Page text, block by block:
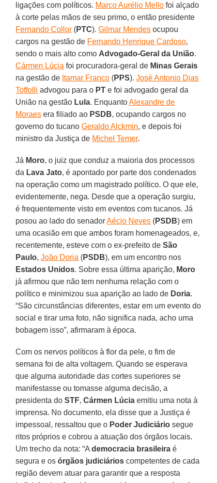
ligações com políticos. Marco Aurélio Mello foi alçado
à corte pelas mãos de seu primo, o então presidente
Fernando Collor (PTC).Gilmar Mendes ocupou
cargos na gestão de Fernando Henrique Cardoso,
sendo o mais alto como Advogado-Geral da União.
Cármen Lúcia foi procuradora-geral de Minas Gerais
na gestão de Itamar Franco (PPS).José Antonio Dias
Toffolli advogou para o PT e foi advogado geral da
União na gestão Lula. EnquantoAlexandre de
Moraes era filiado ao PSDB, ocupando cargos no
governo do tucanoGeraldo Alckmin, e depois foi
ministro da Justiça de Michel Temer.
Já Moro, o juiz que conduz a maioria dos processos
da Lava Jato, é apontado por parte dos condenados
na operação como um magistrado político. O que ele,
evidentemente, nega. Desde que a operação surgiu,
é frequentemente visto em eventos com tucanos. Já
posou ao lado do senadorAécio Neves (PSDB) em
uma ocasião em que ambos foram homenageados, e,
recentemente, esteve com o ex-prefeito de São
Paulo,João Doria (PSDB), em um encontro nos
Estados Unidos. Sobre essa última aparição, Moro
já afirmou que não tem nenhuma relação com o
político e minimizou sua aparição ao lado de Doria.
“São circunstâncias diferentes, estar em um evento do
social e tirar uma foto, não significa nada, acho uma
bobagem isso”, afirmaram à época.
Com os nervos políticos à flor da pele, o fim de
semana foi de alta voltagem. Quando se esperava
que alguma autoridade das cortes superiores se
manifestasse ou tomasse alguma decisão, a
presidenta doSTF, Cármen Lúcia emitiu uma nota à
imprensa. No documento, ela disse que a Justiça é
impessoal, ressaltou que o Poder Judiciário segue
ritos próprios e cobrou a atuação dos órgãos locais.
Um trecho da nota: “Ademocracia brasileira é
segura e os órgãos judiciários competentes de cada
região devem atuar para garantir que a resposta